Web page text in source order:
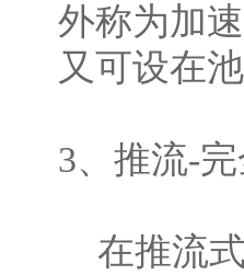
外称为加
又可设在
3、推流-
在推流式